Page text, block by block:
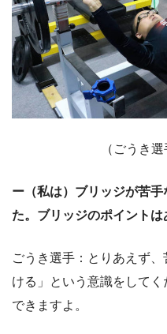
（ごうき
ー（私は）ブリッジが苦
た。ブリッジのポイントは
ごうき選手：とりあえず
ける」という意識をして
できますよ。